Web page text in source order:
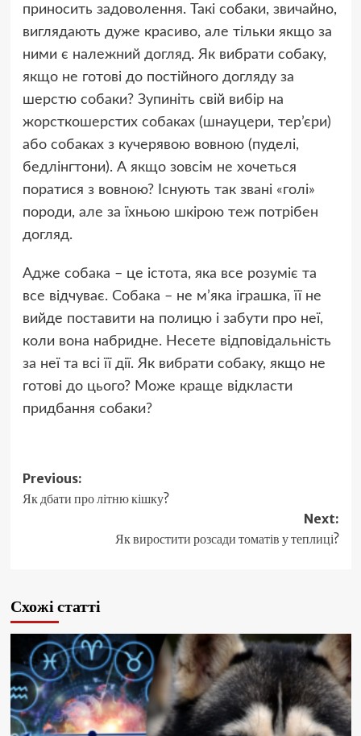
приносить задоволення. Такі собаки, звичайно,
виглядають дуже красиво, але тільки якщо за
ними є належний догляд. Як вибрати собаку,
якщо не готові до постійного догляду за
шерстю собаки? Зупиніть свій вибір на
жорсткошерстих собаках (шнауцери, тер’єри)
або собаках з кучерявою вовною (пуделі,
бедлінгтони). А якщо зовсім не хочеться
поратися з вовною? Існують так звані «голі»
породи, але за їхньою шкірою теж потрібен
догляд.
Адже собака – це істота, яка все розуміє та
все відчуває. Собака – не м’яка іграшка, її не
вийде поставити на полицю і забути про неї,
коли вона набридне. Несете відповідальність
за неї та всі її дії. Як вибрати собаку, якщо не
готові до цього? Може краще відкласти
придбання собаки?
Post
navigation
Previous:
Як дбати про літню кішку?
Next:
Як виростити розсади томатів у теплиці?
Схожі статті